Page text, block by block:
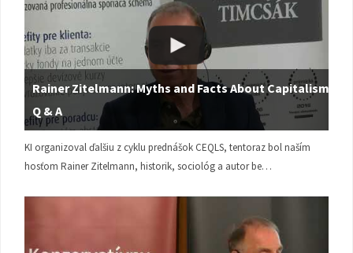
Rainer Zitelmann: Myths and Facts About Capitalism |
Q & A
KI organizoval ďalšiu z cyklu prednášok CEQLS, tentoraz bol naším
hosťom Rainer Zitelmann, historik, sociológ a autor be…